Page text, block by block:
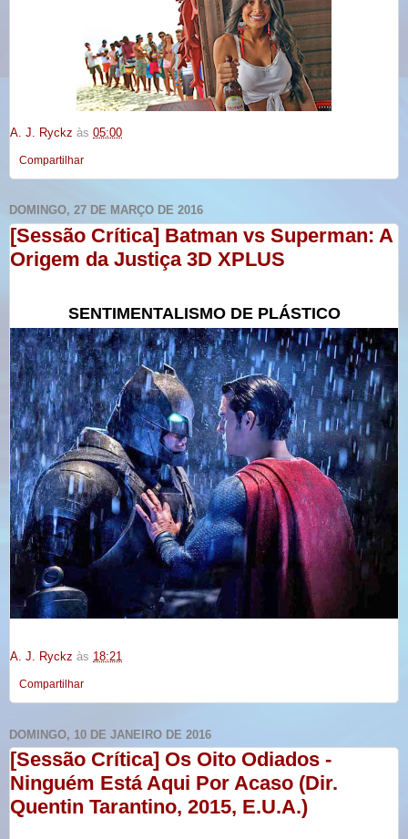
A. J. Ryckz às 05:00
Compartilhar
DOMINGO, 27 DE MARÇO DE 2016
[Sessão Crítica] Batman vs Superman: A
Origem da Justiça 3D XPLUS
SENTIMENTALISMO DE PLÁSTICO
A. J. Ryckz às 18:21
Compartilhar
DOMINGO, 10 DE JANEIRO DE 2016
[Sessão Crítica] Os Oito Odiados -
Ninguém Está Aqui Por Acaso (Dir.
Quentin Tarantino, 2015, E.U.A.)